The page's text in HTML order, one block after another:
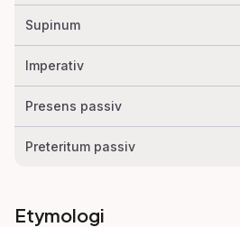
Supinum
Imperativ
Presens passiv
Preteritum passiv
Etymologi